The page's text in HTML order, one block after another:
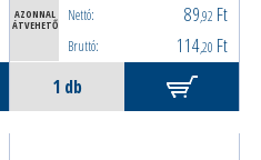
AZONNAL
ÁTVEHETŐ
Nettó: 89,92 Ft
Bruttó: 114,20 Ft